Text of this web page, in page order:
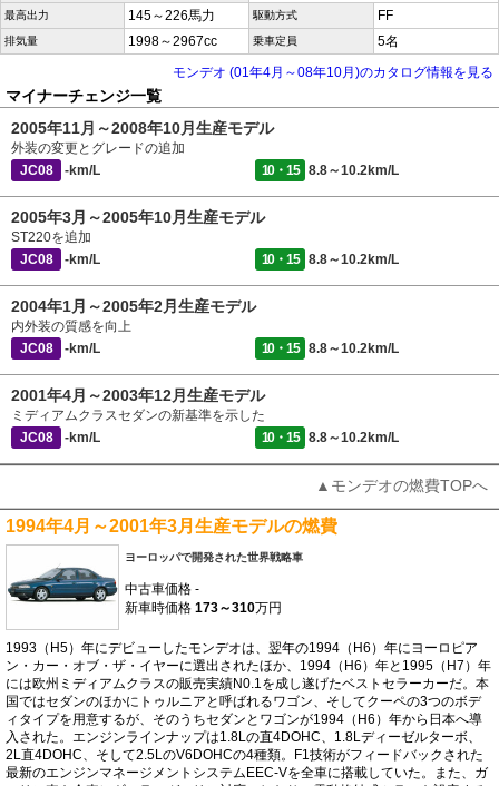
最高出力 145～226馬力 駆動方式 FF
排気量 1998～2967cc 乗車定員
5名
モンデオ (01年4月～08年10月)のカタログ情報を見る
マイナーチェンジ一覧
2005年11月～2008年10月生産モデル
外装の変更とグレードの追加
JC08
-km/L 10・15 8.8～10.2km/L
2005年3月～2005年10月生産モデル
ST220を追加
JC08
-km/L 10・15 8.8～10.2km/L
2004年1月～2005年2月生産モデル
内外装の質感を向上
JC08
-km/L 10・15 8.8～10.2km/L
2001年4月～2003年12月生産モデル
ミディアムクラスセダンの新基準を示した
JC08
-km/L 10・15 8.8～10.2km/L
▲モンデオの燃費TOPへ
1994年4月～2001年3月生産モデルの燃費
ヨーロッパで開発された世界戦略車
中古車価格 -
新車時価格 173～310万円
1993（H5）年にデビューしたモンデオは、翌年の1994（H6）年にヨーロピア
ン・カー・オブ・ザ・イヤーに選出されたほか、1994（H6）年と1995（H7）年
には欧州ミディアムクラスの販売実績N0.1を成し遂げたベストセラーカーだ。本
国ではセダンのほかにトゥルニアと呼ばれるワゴン、そしてクーペの3つのボデ
ィタイプを用意するが、そのうちセダンとワゴンが1994（H6）年から日本へ導
入された。エンジンラインナップは1.8Lの直4DOHC、1.8Lディーゼルターボ、
2L直4DOHC、そして2.5LのV6DOHCの4種類。F1技術がフィードバックされた
最新のエンジンマネージメントシステムEEC-Vを全車に搭載していた。また、ガ